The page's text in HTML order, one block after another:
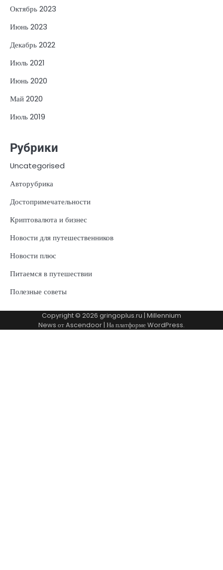
Октябрь 2023
Июнь 2023
Декабрь 2022
Июль 2021
Июнь 2020
Май 2020
Июль 2019
Рубрики
Uncategorised
Авторубрика
Достопримечательности
Криптовалюта и бизнес
Новости для путешественников
Новости плюс
Питаемся в путешествии
Полезные советы
Copyright © 2026 gringoplus.ru | Millennium
News отAscendoor| На платформеWordPress.